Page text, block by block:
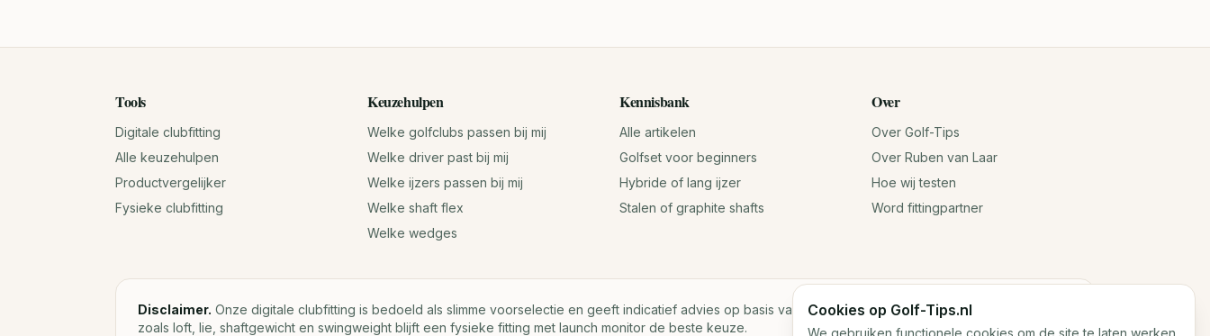
Tools
Digitale clubfitting
Alle keuzehulpen
Productvergelijker
Fysieke clubfitting
Keuzehulpen
Welke golfclubs passen bij mij
Welke driver past bij mij
Welke ijzers passen bij mij
Welke shaft flex
Welke wedges
Kennisbank
Alle artikelen
Golfset voor beginners
Hybride of lang ijzer
Stalen of graphite shafts
Over
Over Golf-Tips
Over Ruben van Laar
Hoe wij testen
Word fittingpartner
Disclaimer. Onze digitale clubfitting is bedoeld als slimme voorselectie en geeft indicatief advies op basis van jouw antwoorden. Voor exacte specificaties
zoals loft, lie, shaftgewicht en swingweight blijft een fysieke fitting met launch monitor de beste keuze.
Cookies op Golf-Tips.nl
We gebruiken functionele cookies om de site te laten werken.